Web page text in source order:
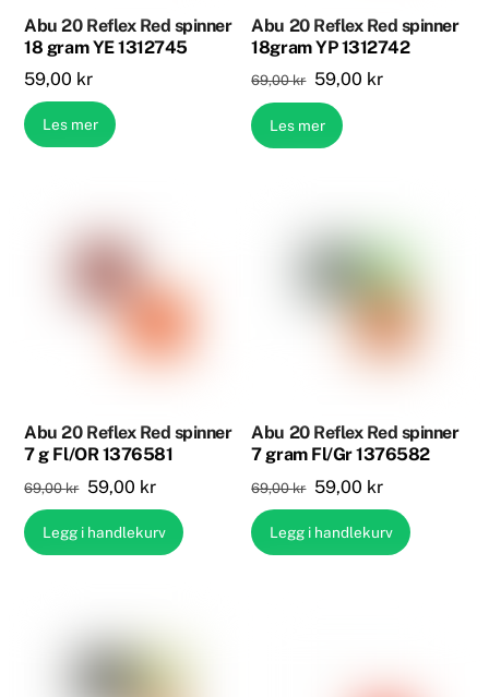
Abu 20 Reflex Red spinner
18 gram YE 1312745
59,00 kr
Les mer
Abu 20 Reflex Red spinner
18gram YP 1312742
69,00kr Opprinnelig
pris
var:
59,00 krNåværende
Les mer
Abu 20 Reflex Red spinner
7 g Fl/OR 1376581
69,00kr Opprinnelig
pris
var:
59,00 krNåværende
pris
er:
Legg i handlekurv
Abu 20 Reflex Red spinner
7 gram Fl/Gr 1376582
69,00kr Opprinnelig
pris
var:
59,00 krNåværende
pris
er:
Legg i handlekurv